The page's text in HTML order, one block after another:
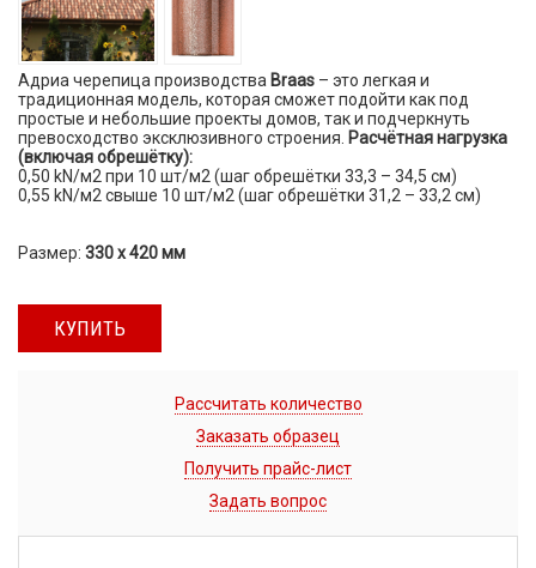
Адриа черепица производства Braas – это легкая и
традиционная модель, которая сможет подойти как под
простые и небольшие проекты домов, так и подчеркнуть
превосходство эксклюзивного строения. Расчётная нагрузка
(включая обрешётку):
0,50 kN/м2 при 10 шт/м2 (шаг обрешётки 33,3 – 34,5 см)
0,55 kN/м2 свыше 10 шт/м2 (шаг обрешётки 31,2 – 33,2 см)
Размер: 330 х 420 мм
КУПИТЬ
Рассчитать количество
Заказать образец
Получить прайс-лист
Задать вопрос